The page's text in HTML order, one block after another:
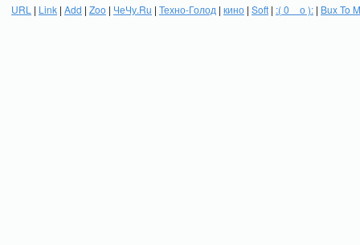
URL | Link | Add | Zoo | ЧеЧу.Ru | Техно-Голод | кино | Soft | :( 0 _ о ): | Bux To